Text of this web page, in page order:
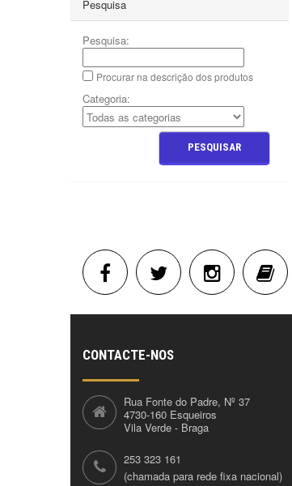
Pesquisa
Pesquisa:
Procurar na descrição dos produtos
Categoria:
CONTACTE-NOS
Rua Fonte do Padre, Nº 37
4730-160 Esqueiros
Vila Verde - Braga
253 323 161
(chamada para rede fixa nacional)